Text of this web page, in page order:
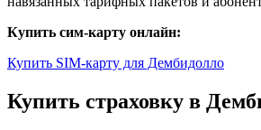
Купить сим-карту онлайн:
Купить SIM-карту для Дембидолло
Купить страховку в